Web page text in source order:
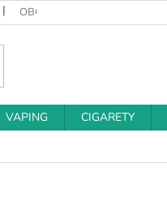
OBCHODNÍ PODMÍNKY
VAPING CIGARETY